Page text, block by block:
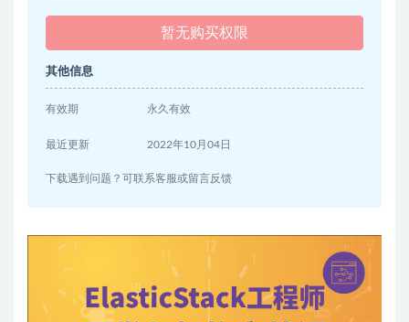
暂无购买权限
其他信息
有效期 永久有效
最近更新 2022年10月04日
下载遇到问题？可联系客服或留言反馈